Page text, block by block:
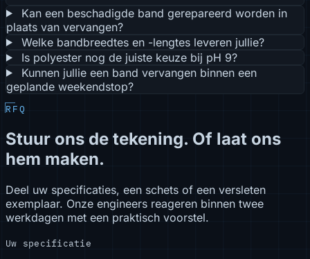
Kan een beschadigde band gerepareerd worden in
plaats van vervangen?
Welke bandbreedtes en -lengtes leveren jullie?
Is polyester nog de juiste keuze bij pH 9?
Kunnen jullie een band vervangen binnen een
geplande weekendstop?
RFQ
Stuur ons de tekening. Of laat ons
hem maken.
Deel uw specificaties, een schets of een versleten
exemplaar. Onze engineers reageren binnen twee
werkdagen met een praktisch voorstel.
Uw specificatie